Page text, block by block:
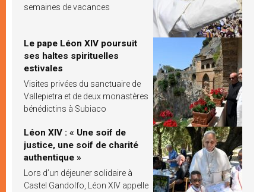
semaines de vacances
Le pape Léon XIV poursuit
ses haltes spirituelles
estivales
Visites privées du sanctuaire de
Vallepietra et de deux monastères
bénédictins à Subiaco
Léon XIV : « Une soif de
justice, une soif de charité
authentique »
Lors d’un déjeuner solidaire à
Castel Gandolfo, Léon XIV appelle